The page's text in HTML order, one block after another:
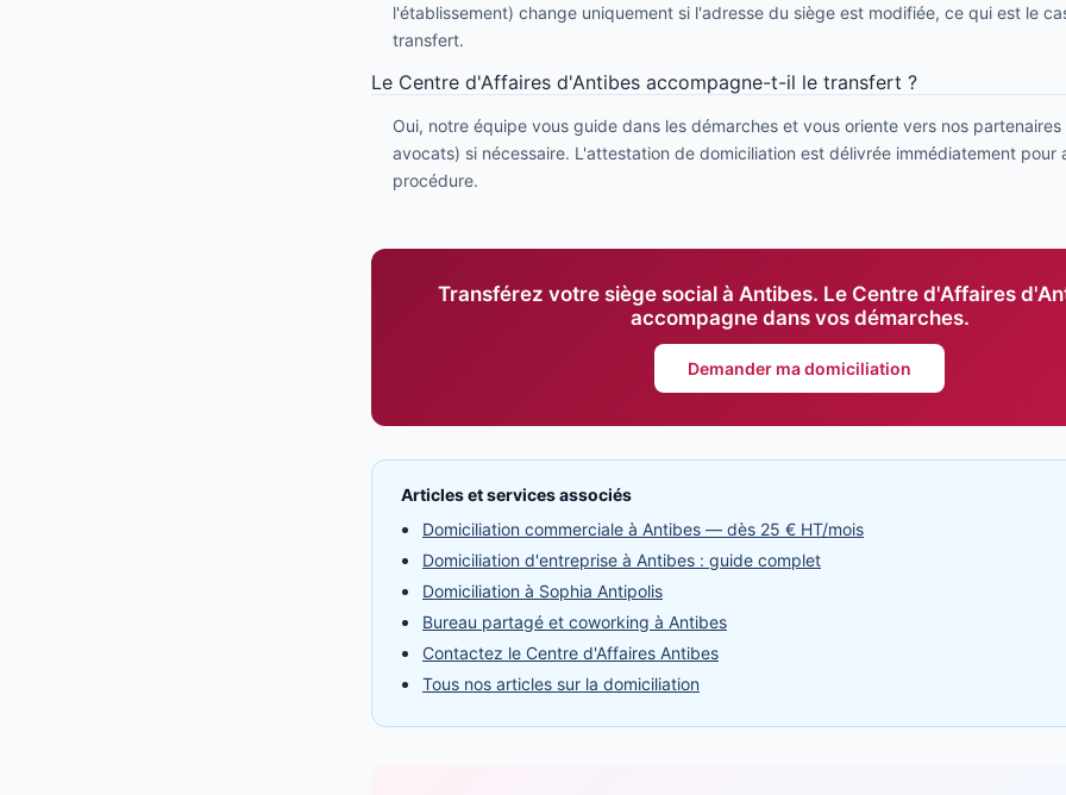
l'établissement) change uniquement si l'adresse du siège est modifiée, ce qui est le
transfert.
Le Centre d'Affaires d'Antibes accompagne-t-il le transfert ?
Oui, notre équipe vous guide dans les démarches et vous oriente vers nos
avocats) si nécessaire. L'attestation de domiciliation est délivrée immédiatement pour
procédure.
Transférez votre siège social à Antibes. Le Centre d'Affaires
accompagne dans vos démarches.
Demander ma domiciliation
Articles et services associés
Domiciliation commerciale à Antibes — dès 25 € HT/mois
Domiciliation d'entreprise à Antibes : guide complet
Domiciliation à Sophia Antipolis
Bureau partagé et coworking à Antibes
Contactez le Centre d'Affaires Antibes
Tous nos articles sur la domiciliation